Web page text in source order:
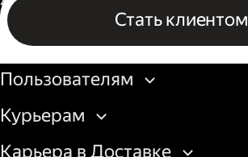
Стать клиентом
Бизнесу
Пользователям
Курьерам
Карьера в Доставке